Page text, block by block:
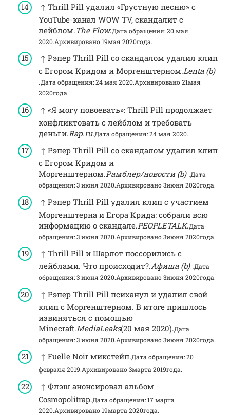
↑ Thrill Pill удалил «Грустную песню» с
YouTube-канал WOW TV, скандалит с
лейблом.The Flow.Дата обращения: 20 мая
2020.Архивировано 19мая 2020года.
↑ Рэпер Thrill Pill со скандалом удалил клип
с Егором Кридом и Моргенштерном.Lenta (b)
.Дата обращения: 24 мая 2020.Архивировано 21мая
2020года.
↑ ​«Я могу повоевать»: Thrill Pill продолжает
конфликтовать с лейблом и требовать
деньги.Rap.ru.Дата обращения: 24 мая 2020.
↑ Рэпер Thrill Pill со скандалом удалил клип
с Егором Кридом и
Моргенштерном.Рамблер/новости (b) .Дата
обращения: 3 июня 2020.Архивировано 3июня 2020года.
↑ Рэпер Thrill Pill удалил клип с участием
Моргенштерна и Егора Крида: собрали всю
информацию о скандале.PEOPLETALK.Дата
обращения: 3 июня 2020.Архивировано 3июня 2020года.
↑ Thrill Pill и Шарлот поссорились с
лейблами. Что происходит?.Афиша (b) .Дата
обращения: 3 июня 2020.Архивировано 3июня 2020года.
↑ Рэпер Thrill Pill психанул и удалил свой
клип с Моргенштерном. В итоге пришлось
извиняться с помощью
Minecraft.MediaLeaks(20 мая 2020).Дата
обращения: 3 июня 2020.Архивировано 3июня 2020года.
↑ Fuelle Noir микстейп.Дата обращения: 20
февраля 2019.Архивировано 3марта 2019года.
↑ Флэш анонсировал альбом
Cosmopolitrap.Дата обращения: 17 марта
2020.Архивировано 19марта 2020года.